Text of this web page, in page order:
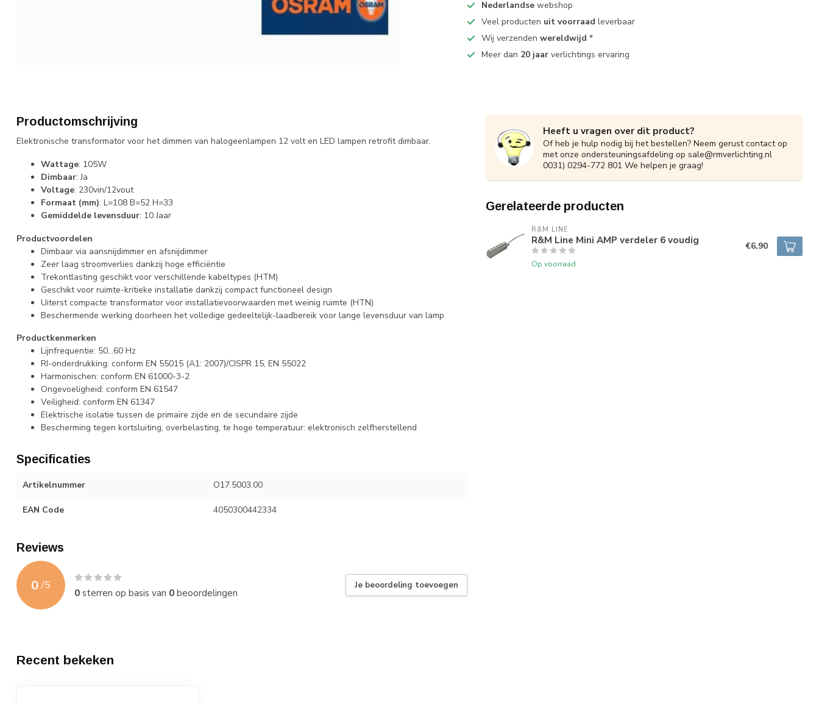
Nederlandse webshop
Veel producten uit voorraadleverbaar
Wij verzendenwereldwijd *
Meer dan 20 jaar verlichtings ervaring
Productomschrijving
Elektronische transformator voor het dimmen van halogeenlampen 12 volt en LED lampen retrofit dimbaar.
Wattage: 105W
Dimbaar: Ja
Voltage: 230vin/12vout
Formaat (mm): L=108 B=52 H=33
Gemiddelde levensduur: 10 Jaar
Productvoordelen
Dimbaar via aansnijdimmer en afsnijdimmer
Zeer laag stroomverlies dankzij hoge efficiëntie
Trekontlasting geschikt voor verschillende kabeltypes (HTM)
Geschikt voor ruimte-kritieke installatie dankzij compact functioneel design
Uiterst compacte transformator voor installatievoorwaarden met weinig ruimte (HTN)
Beschermende werking doorheen het volledige gedeeltelijk-laadbereik voor lange levensduur van lamp
Productkenmerken
Lijnfrequentie: 50…60 Hz
RI-onderdrukking: conform EN 55015 (A1: 2007)/CISPR 15, EN 55022
Harmonischen: conform EN 61000-3-2
Ongevoeligheid: conform EN 61547
Veiligheid: conform EN 61347
Elektrische isolatie tussen de primaire zijde en de secundaire zijde
Bescherming tegen kortsluiting, overbelasting, te hoge temperatuur: elektronisch zelfherstellend
Specificaties
Artikelnummer O17.5003.00
EAN Code 4050300442334
Reviews
0 /5
0sterren op basis van 0beoordelingen
Je beoordeling toevoegen
Heeft u vragen over dit product?
Of heb je hulp nodig bij het bestellen? Neem gerust contact op
met onze ondersteuningsafdeling op sale@rmverlichting.nl
0031) 0294-772 801 We helpen je graag!
Gerelateerde producten
R&M LINE
R&M Line Mini AMP verdeler 6 voudig
Op voorraad
€6,90
Recent bekeken